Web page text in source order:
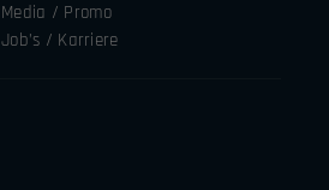
Media / Promo
Job’s / Karriere